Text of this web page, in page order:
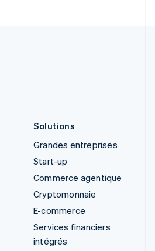
Solutions
Grandes entreprises
Start-up
Commerce agentique
Cryptomonnaie
E-commerce
Services financiers
intégrés